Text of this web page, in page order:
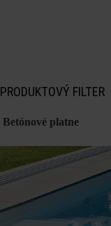
PRODUKTOVÝ FILTER
Betónové platne